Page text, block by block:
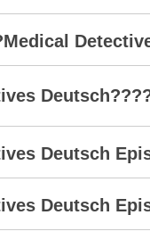
Deutsch
Deutsch